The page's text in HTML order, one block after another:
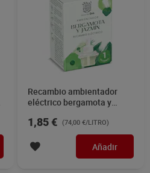
Recambio ambientador
eléctrico bergamota y
unidad
1,85 € (74,00 €/LITRO)
Añadir